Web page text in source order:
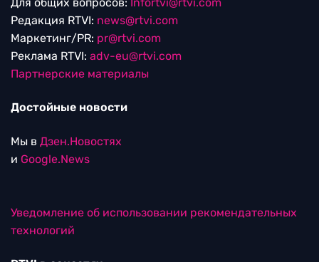
Редакция RTVI: news@rtvi.com
Маркетинг/PR: pr@rtvi.com
Реклама RTVI: adv-eu@rtvi.com
Партнерские материалы
Достойные новости
Мы в Дзен.Новостях
и Google.News
Уведомление об использовании рекомендательных
технологий